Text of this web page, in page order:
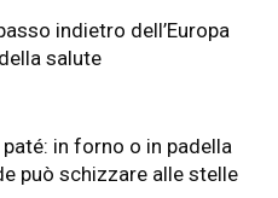
indietro dell’Europa
salute
paté: in forno o in padella
può schizzare alle stelle